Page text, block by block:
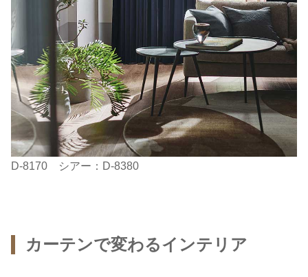
D-8170 シアー：D-8380
カーテンで変わるインテリア